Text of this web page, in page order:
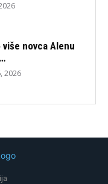
novca Alenu
2026